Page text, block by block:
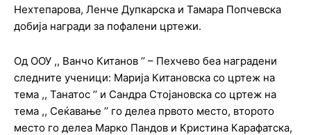
Нехтепарова, Ленче Дупкарска и Тамара Попчевска
добија награди за пофалени цртежи.
Од ООУ ,, Ванчо Китанов ’’ – Пехчево беа наградени
следните ученици: Марија Китановска со цртеж на
тема ,, Танатос ’’ и Сандра Стојановска со цртеж на
тема ,, Сеќавање ’’ го делеа првото место, второто
место го делеа Марко Пандов и Кристина Карафатска,